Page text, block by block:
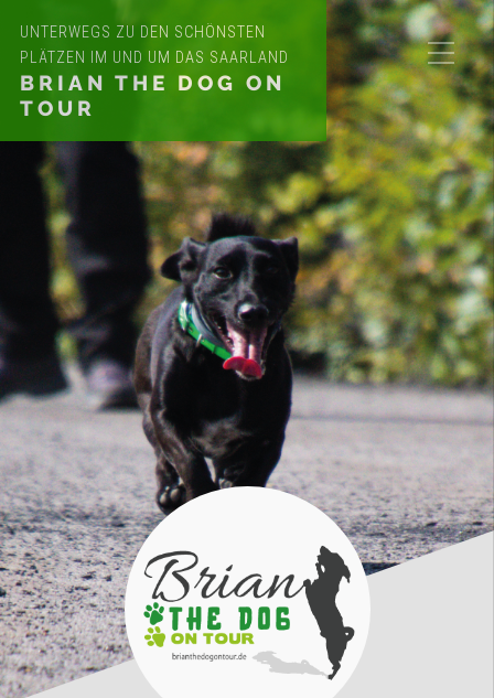
UNTERWEGS ZU DEN SCHÖNSTEN
PLÄTZEN IM UND UM DAS SAARLAND
BRIAN THE DOG ON
TOUR